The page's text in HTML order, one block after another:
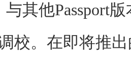
其他Passport
校。在即将推出